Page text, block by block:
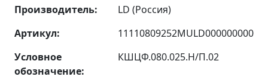
Производитель:
LD (Россия)
Артикул:
11110809252MULD000000000
Условное
обозначение:
КШЦФ.080.025.Н/П.02